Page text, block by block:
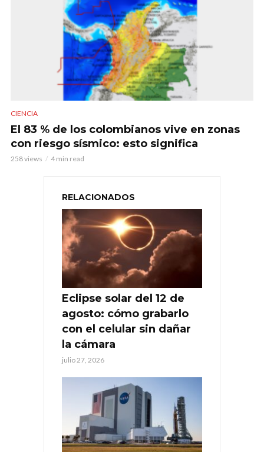
CIENCIA
El 83 % de los colombianos vive en zonas
con riesgo sísmico: esto significa
258 views 4 min read
RELACIONADOS
Eclipse solar del 12 de
agosto: cómo grabarlo
con el celular sin dañar
la cámara
julio 27, 2026